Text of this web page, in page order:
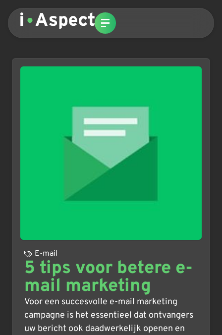
E-mail
5 tips voor betere e-
mail marketing
Voor een succesvolle e-mail marketing
campagne is het essentieel dat ontvangers
uw bericht ook daadwerkelijk openen en